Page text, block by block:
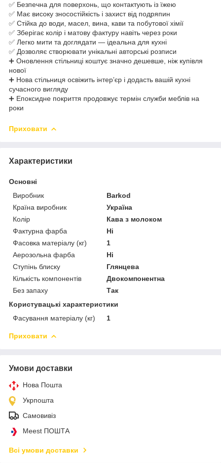
✅ Безпечна для поверхонь, що контактують із їжею
✅ Має високу зносостійкість і захист від подряпин
✅ Стійка до води, масел, вина, кави та побутової хімії
✅ Зберігає колір і матову фактуру навіть через роки
✅ Легко мити та доглядати — ідеальна для кухні
✅ Дозволяє створювати унікальні авторські розписи
➕ Оновлення стільниці коштує значно дешевше, ніж купівля
нової
➕ Нова стільниця освіжить інтер’єр і додасть вашій кухні
сучасного вигляду
➕ Епоксидне покриття продовжує термін служби меблів на
роки
Приховати
Характеристики
Основні
Виробник
Barkod
Країна виробник
Україна
Колір
Кава з молоком
Фактурна фарба
Ні
Фасовка матеріалу (кг)
1
Аерозольна фарба
Ні
Ступінь блиску
Глянцева
Кількість компонентів
Двокомпонентна
Без запаху
Так
Користувацькі характеристики
Фасування матеріалу (кг)
1
Приховати
Умови доставки
Нова Пошта
Укрпошта
Самовивіз
Meest ПОШТА
Всі умови доставки